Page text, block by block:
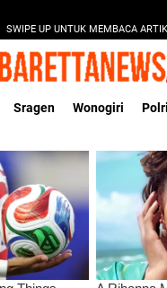
SWIPE UP UNTUK MEMBACA
Sragen Wonogiri Polri